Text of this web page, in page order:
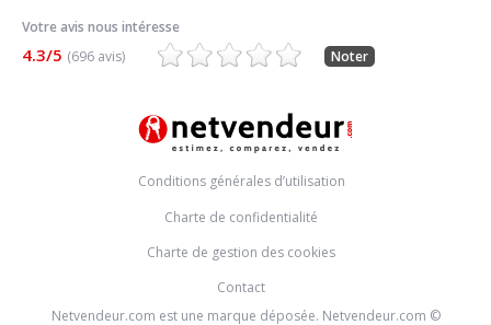
Votre avis nous intéresse
4.3/5 (696 avis) Noter
Conditions générales d’utilisation
Charte de confidentialité
Charte de gestion des cookies
Contact
Netvendeur.com est une marque déposée. Netvendeur.com ©